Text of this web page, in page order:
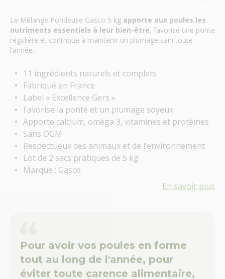
Le Mélange Pondeuse Gasco 5 kg apporte aux poules les
nutriments essentiels à leur bien-être, favorise une ponte
régulière et contribue à maintenir un plumage sain toute
l’année.
11 ingrédients naturels et complets
Fabriqué en France
Label « Excellence Gers »
Favorise la ponte et un plumage soyeux
Apporte calcium, oméga 3, vitamines et protéines
Sans OGM
Respectueux des animaux et de l’environnement
Lot de 2 sacs pratiques de 5 kg
Marque : Gasco
En savoir plus
Pour avoir vos poules en forme
tout au long de l'année, pour
éviter toute carence alimentaire,